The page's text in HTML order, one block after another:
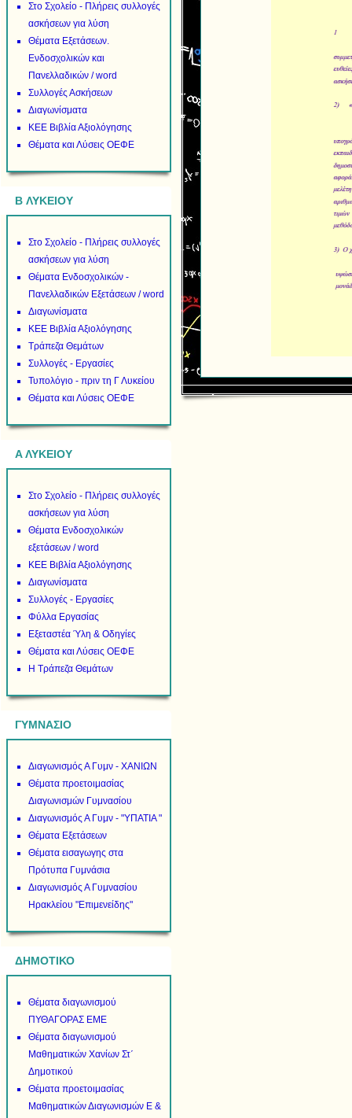
Στο Σχολείο - Πλήρεις συλλογές
ασκήσεων για λύση
Θέματα Εξετάσεων.
Ενδοσχολικών και
Πανελλαδικών / word
Συλλογές Ασκήσεων
Διαγωνίσματα
ΚΕΕ Βιβλία Αξιολόγησης
Θέματα και Λύσεις ΟΕΦΕ
B ΛΥΚΕΙΟΥ
Στο Σχολείο - Πλήρεις συλλογές
ασκήσεων για λύση
Θέματα Ενδοσχολικών -
Πανελλαδικών Εξετάσεων / word
Διαγωνίσματα
ΚΕΕ Βιβλία Αξιολόγησης
Τράπεζα Θεμάτων
Συλλογές - Εργασίες
Τυπολόγιο - πριν τη Γ Λυκείου
Θέματα και Λύσεις ΟΕΦΕ
Α ΛΥΚΕΙΟΥ
Στο Σχολείο - Πλήρεις συλλογές
ασκήσεων για λύση
Θέματα Ενδοσχολικών
εξετάσεων / word
ΚΕΕ Βιβλία Αξιολόγησης
Διαγωνίσματα
Συλλογές - Εργασίες
Φύλλα Εργασίας
Εξεταστέα Ύλη & Οδηγίες
Θέματα και Λύσεις ΟΕΦΕ
Η Τράπεζα Θεμάτων
ΓΥΜΝΑΣΙΟ
Διαγωνισμός Α Γυμν - ΧΑΝΙΩΝ
Θέματα προετοιμασίας
Διαγωνισμών Γυμνασίου
Διαγωνισμός Α Γυμν - "ΥΠΑΤΙΑ "
Θέματα Εξετάσεων
Θέματα εισαγωγης στα
Πρότυπα Γυμνάσια
Διαγωνισμός Α Γυμνασίου
Ηρακλείου "Επιμενείδης"
ΔΗΜΟΤΙΚΟ
Θέματα διαγωνισμού
ΠΥΘΑΓΟΡΑΣ ΕΜΕ
Θέματα διαγωνισμού
Μαθηματικών Χανίων Στ΄
Δημοτικού
Θέματα προετοιμασίας
Μαθηματικών Διαγωνισμών Ε &